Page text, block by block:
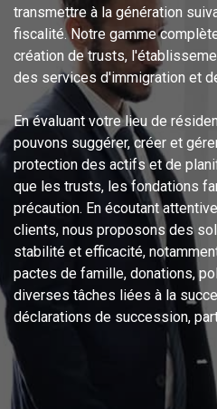
transmettre à la génération
fiscalité. Notre gamme
création de trusts,
des services d'immigration et
En évaluant votre lieu de
pouvons suggérer, créer et
protection des actifs et de
que les trusts, les fondations
précaution. En écoutant
clients, nous proposons des
stabilité et efficacité,
pactes de famille, donations,
diverses tâches liées à la
déclarations de succession,